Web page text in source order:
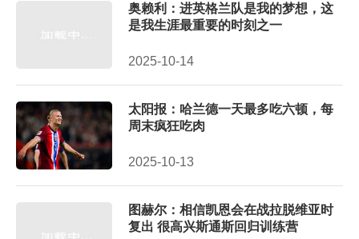
奥赖利：进英格兰队是我的梦想，这
是我生涯最重要的时刻之一
2025-10-14
太阳报：哈兰德一天最多吃六顿，每
周末疯狂吃肉
2025-10-13
图赫尔：相信凯恩会在战拉脱维亚时
复出 很高兴斯通斯回归训练营